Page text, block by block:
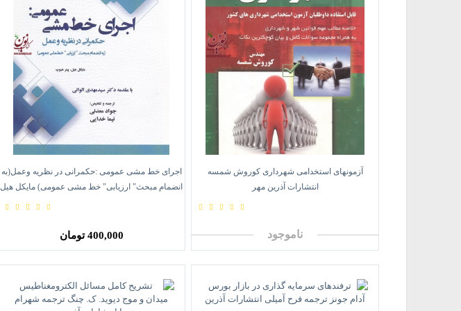
آزمونهای استخدامی شهرداری کوروش شمسه
انتشارات آذرین مهر
ناموجود
اجرای خط مشی عمومی :حکمرانی در نظریه وعمل(به
انضمام مبحث" ارزیابی" خط مشی عمومی) مایکل هیل
400,000 تومان